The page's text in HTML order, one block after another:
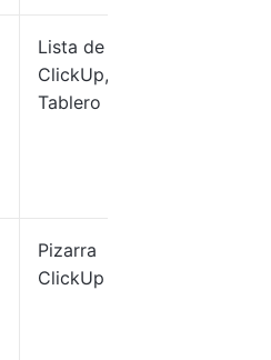
Lista de
ClickUp,
Tablero
Pizarra
ClickUp